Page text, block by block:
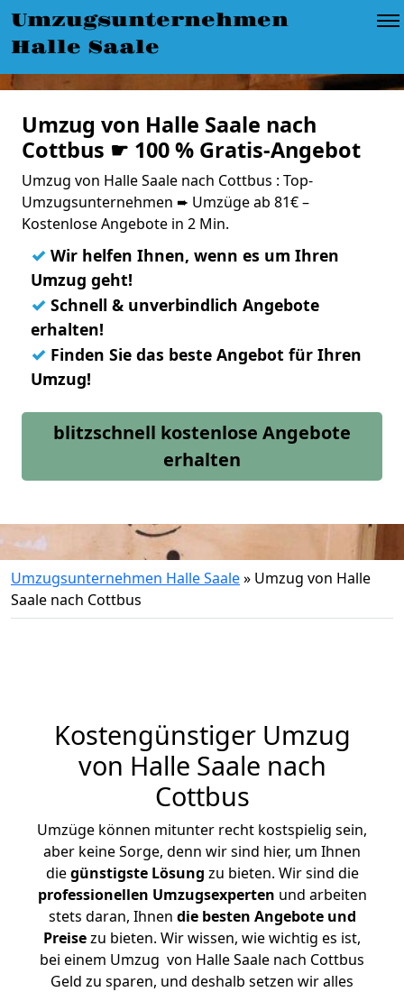
Umzugsunternehmen
Halle Saale
Umzug von Halle Saale nach
Cottbus ☛ 100 % Gratis-Angebot
Umzug von Halle Saale nach Cottbus : Top-
Umzugsunternehmen ➨ Umzüge ab 81€ –
Kostenlose Angebote in 2 Min.
✓ Wir helfen Ihnen, wenn es um Ihren
Umzug geht!
✓ Schnell & unverbindlich Angebote
erhalten!
✓ Finden Sie das beste Angebot für Ihren
Umzug!
blitzschnell kostenlose Angebote
erhalten
Umzugsunternehmen Halle Saale» Umzug von Halle
Saale nach Cottbus
Kostengünstiger Umzug
von Halle Saale nach
Cottbus
Umzüge können mitunter recht kostspielig sein,
aber keine Sorge, denn wir sind hier, um Ihnen
diegünstigste Lösung zu bieten. Wir sind die
professionellen Umzugsexperten und arbeiten
stets daran, Ihnen die besten Angebote und
Preisezu bieten. Wir wissen, wie wichtig es ist,
bei einem Umzug von Halle Saale nach Cottbus
Geld zu sparen, und deshalb setzen wir alles